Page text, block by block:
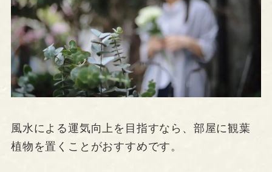
風水による運気向上を目指すなら、部屋に観葉
植物を置くことがおすすめです。